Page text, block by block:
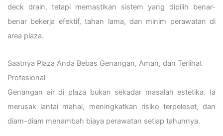
deck drain, tetapi memastikan sistem yang dipilih benar-
benar bekerja efektif, tahan lama, dan minim perawatan di
area plaza.
Saatnya Plaza Anda Bebas Genangan, Aman, dan Terlihat
Profesional
Genangan air di plaza bukan sekadar masalah estetika. Ia
merusak lantai mahal, meningkatkan risiko terpeleset, dan
diam-diam menambah biaya perawatan setiap tahunnya.